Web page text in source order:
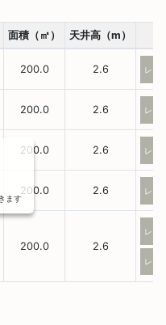
面積（㎡） 天井高（m）
200.0 2.6 レイ
200.0 2.6 レイ
200.0 2.6 レイ
200.0 2.6 レイ
200.0 2.6
レイ
レイ
ます